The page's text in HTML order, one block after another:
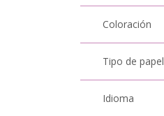
Coloración
Tipo de papel
Idioma